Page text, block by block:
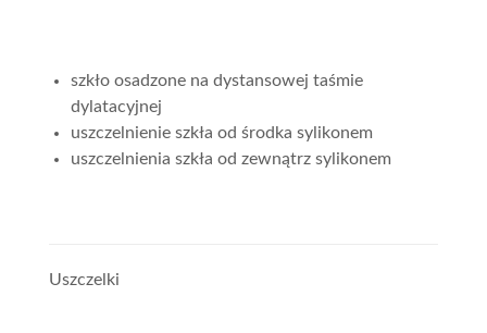
szkło osadzone na dystansowej taśmie
dylatacyjnej
uszczelnienie szkła od środka sylikonem
uszczelnienia szkła od zewnątrz sylikonem
Uszczelki